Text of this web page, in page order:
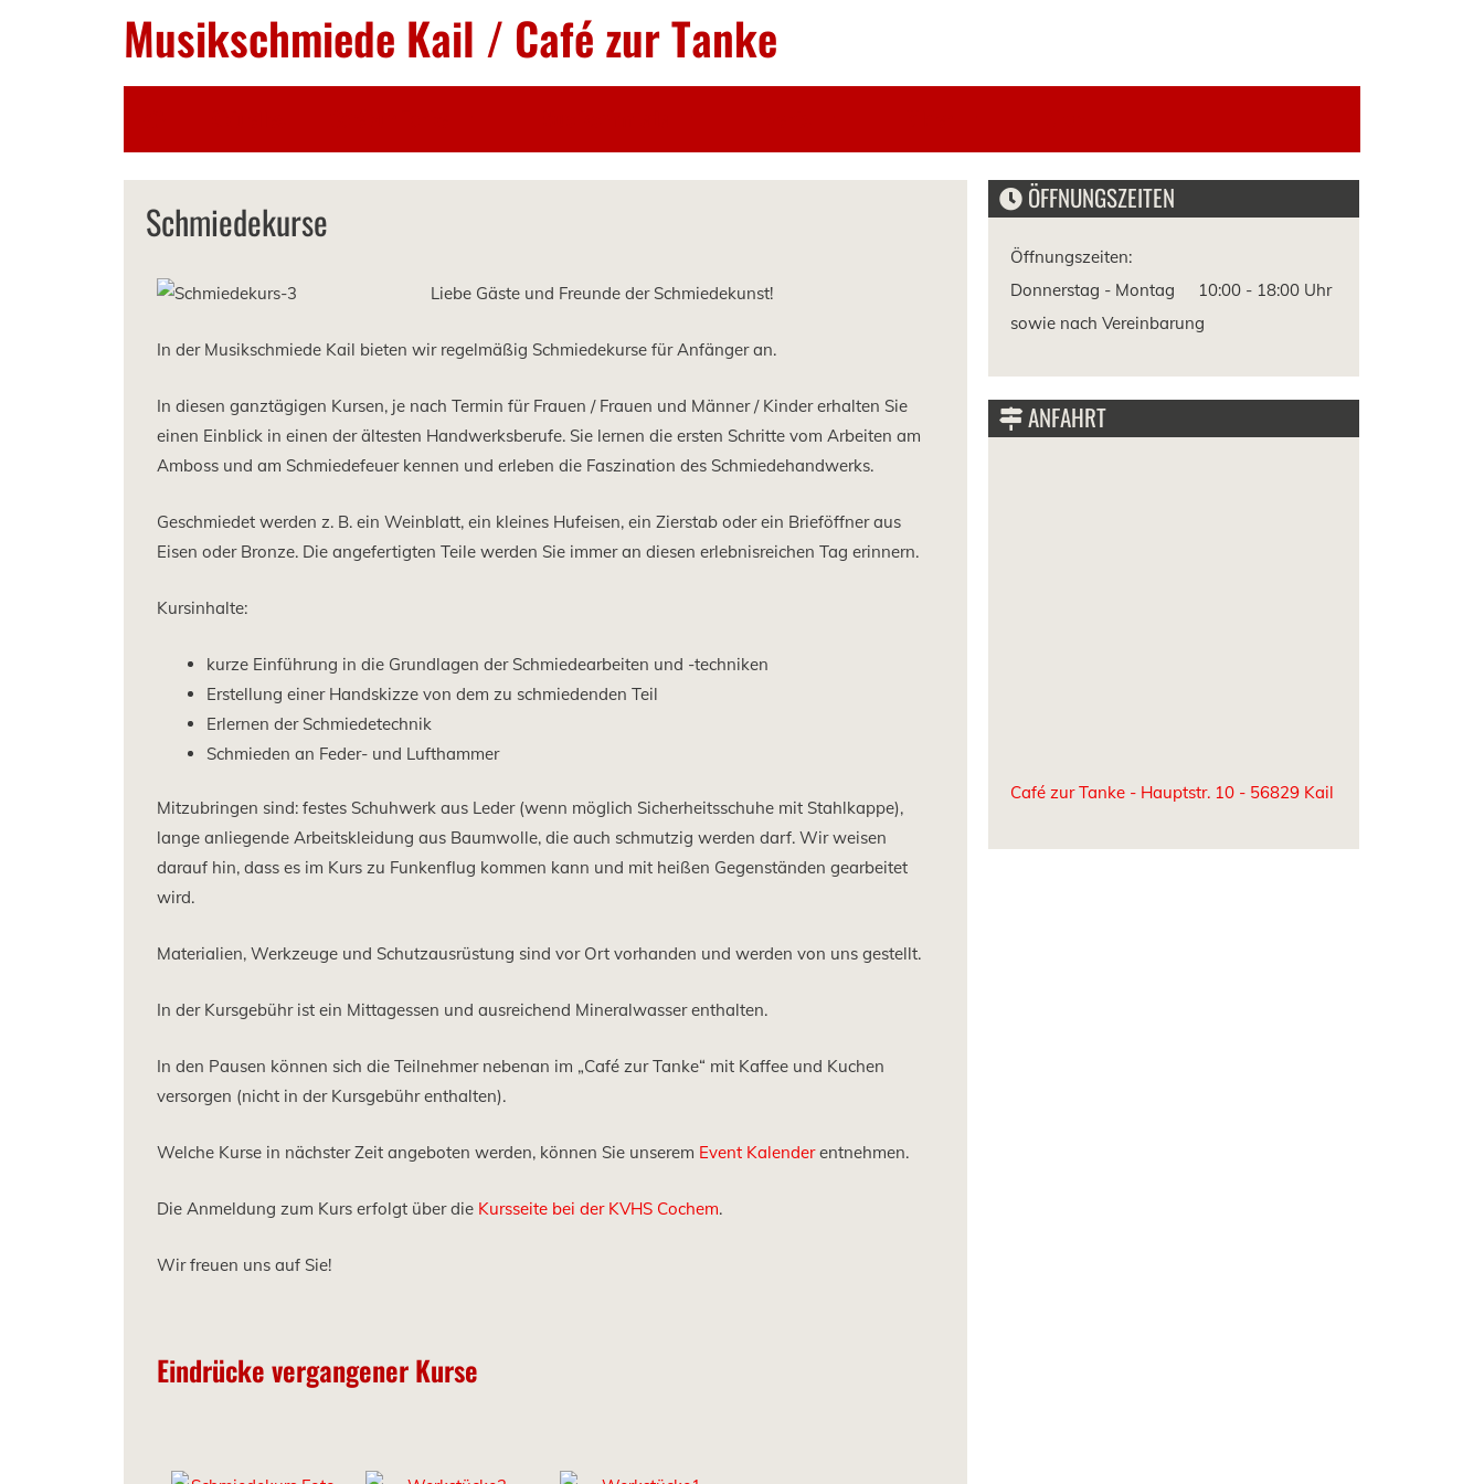
Musikschmiede Kail / Café zur Tanke
Schmiedekurse
Liebe Gäste und Freunde der Schmiedekunst!
In der Musikschmiede Kail bieten wir regelmäßig Schmiedekurse für Anfänger an.
In diesen ganztägigen Kursen, je nach Termin für Frauen / Frauen und Männer / Kinder erhalten Sie
einen Einblick in einen der ältesten Handwerksberufe. Sie lernen die ersten Schritte vom Arbeiten am
Amboss und am Schmiedefeuer kennen und erleben die Faszination des Schmiedehandwerks.
Geschmiedet werden z. B. ein Weinblatt, ein kleines Hufeisen, ein Zierstab oder ein Brieföffner aus
Eisen oder Bronze. Die angefertigten Teile werden Sie immer an diesen erlebnisreichen Tag erinnern.
Kursinhalte:
kurze Einführung in die Grundlagen der Schmiedearbeiten und -techniken
Erstellung einer Handskizze von dem zu schmiedenden Teil
Erlernen der Schmiedetechnik
Schmieden an Feder- und Lufthammer
Mitzubringen sind: festes Schuhwerk aus Leder (wenn möglich Sicherheitsschuhe mit Stahlkappe),
lange anliegende Arbeitskleidung aus Baumwolle, die auch schmutzig werden darf. Wir weisen
darauf hin, dass es im Kurs zu Funkenflug kommen kann und mit heißen Gegenständen gearbeitet
wird.
Materialien, Werkzeuge und Schutzausrüstung sind vor Ort vorhanden und werden von uns gestellt.
In der Kursgebühr ist ein Mittagessen und ausreichend Mineralwasser enthalten.
In den Pausen können sich die Teilnehmer nebenan im „Café zur Tanke“ mit Kaffee und Kuchen
versorgen (nicht in der Kursgebühr enthalten).
Welche Kurse in nächster Zeit angeboten werden, können Sie unserem Event Kalenderentnehmen.
Die Anmeldung zum Kurs erfolgt über die Kursseite bei der KVHS Cochem.
Wir freuen uns auf Sie!
Eindrücke vergangener Kurse
ÖFFNUNGSZEITEN
Öffnungszeiten:
Donnerstag - Montag
10:00 - 18:00 Uhr
sowie nach Vereinbarung
ANFAHRT
Café zur Tanke - Hauptstr. 10 - 56829 Kail